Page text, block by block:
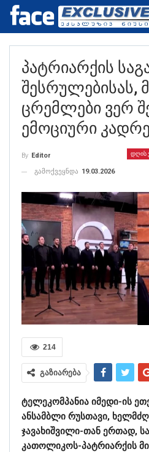
Პატრიარქის
Შესრულებისას,
Ცრემლები Ვერ
Ემოციური
ᲓᲦᲘᲡ
By Editor
გამოქვეყნდა 19.03.2026
214
გაზიარება
ტელეკომპანია იმედი-ის
ანსამბლი რუსთავი,
ჯავახიშვილი-თან ერთად,
კათოლიკოს-პატრიარქის